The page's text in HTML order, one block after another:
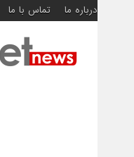
درباره ما تماس با ما